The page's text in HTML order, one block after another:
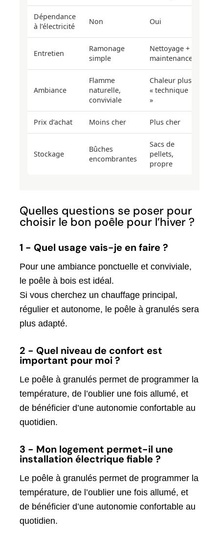
Dépendance
à l’électricité
Non Oui
Entretien
Ramonage
simple
Nettoyage +
maintenance
Ambiance
Flamme
naturelle,
conviviale
Chaleur plus
« technique
»
Prix d’achat Moins cher Plus cher
Stockage
Bûches
encombrantes
Sacs de
pellets,
propre
Quelles questions se poser pour
choisir le bon poêle pour l’hiver ?
1 - Quel usage vais-je en faire ?
Pour une ambiance ponctuelle et conviviale,
le poêle à bois est idéal.
Si vous cherchez un chauffage principal,
régulier et autonome, le poêle à granulés sera
plus adapté.
2 - Quel niveau de confort est
important pour moi ?
Le poêle à granulés permet de programmer la
température, de l’oublier une fois allumé, et
de bénéficier d’une autonomie confortable au
quotidien.
3 - Mon logement permet-il une
installation électrique fiable ?
Le poêle à granulés permet de programmer la
température, de l’oublier une fois allumé, et
de bénéficier d’une autonomie confortable au
quotidien.